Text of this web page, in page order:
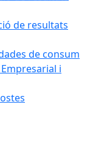
de resultats
de consum
i